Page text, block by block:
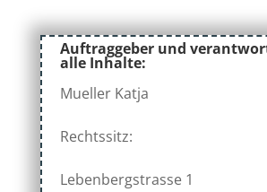
Auftraggeber und
alle Inhalte:
Mueller Katja
Rechtssitz:
Lebenbergstrasse 1